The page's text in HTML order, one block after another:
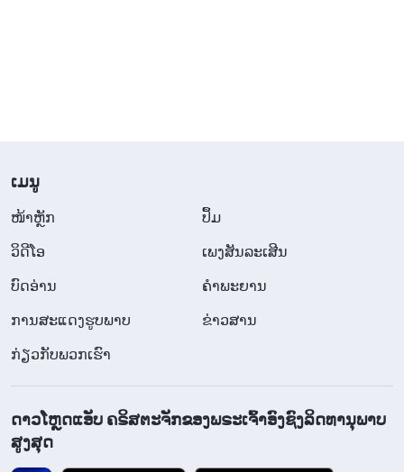
​ເມ​ນູ
​ໜ້າຫຼັກ
ປຶ້ມ
ວິ​ດີ​ໂອ
ເພງສັນລະເສີນ
ບົດອ່ານ
ຄຳພະຍານ
ການສະແດງຮູບພາບ
ຂ່າວສານ
ກ່ຽວກັບພວກເຮົາ
ດາວໂຫຼດແອັບ ຄຣິສຕະຈັກຂອງພຣະເຈົ້າອົງຊົງລິດທານຸພາບ
ສູງສຸດ